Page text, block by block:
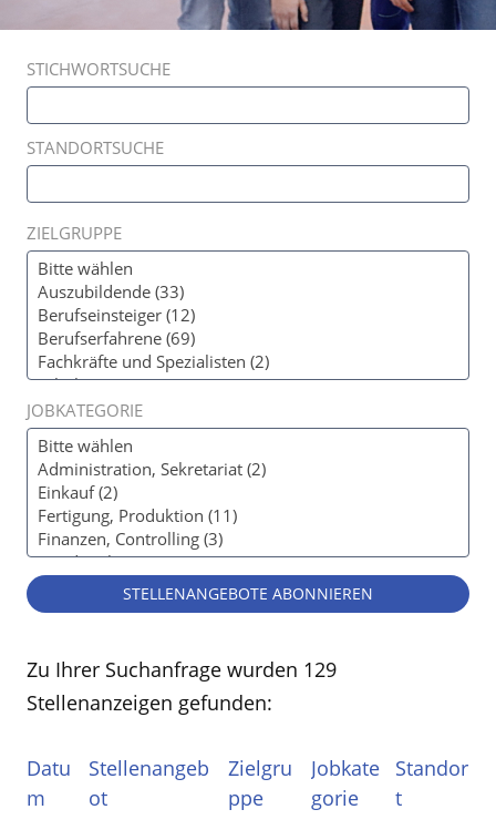
STICHWORTSUCHE
STANDORTSUCHE
ZIELGRUPPE
JOBKATEGORIE
STELLENANGEBOTE ABONNIEREN
Zu Ihrer Suchanfrage wurden 129
Stellenanzeigen gefunden:
Datu
m
Stellenangeb
ot
Zielgru
ppe
Jobkate
gorie
Standor
t